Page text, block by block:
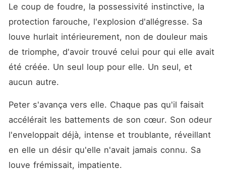
Le coup de foudre, la possessivité instinctive, la
protection farouche, l'explosion d'allégresse. Sa
louve hurlait intérieurement, non de douleur mais
de triomphe, d'avoir trouvé celui pour qui elle avait
été créée. Un seul loup pour elle. Un seul, et
aucun autre.
Peter s'avança vers elle. Chaque pas qu'il faisait
accélérait les battements de son cœur. Son odeur
l'enveloppait déjà, intense et troublante, réveillant
en elle un désir qu'elle n'avait jamais connu. Sa
louve frémissait, impatiente.